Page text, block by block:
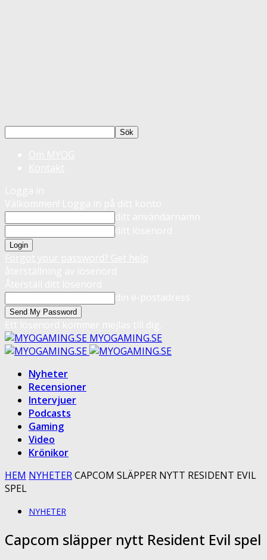
MYOGAMING.SE
Nyheter
Recensioner
Intervjuer
Podcasts
Gaming
Video
Krönikor
HEM NYHETERCAPCOM SLÄPPER NYTT RESIDENT EVIL
SPEL
NYHETER
Capcom släpper nytt Resident Evil spel